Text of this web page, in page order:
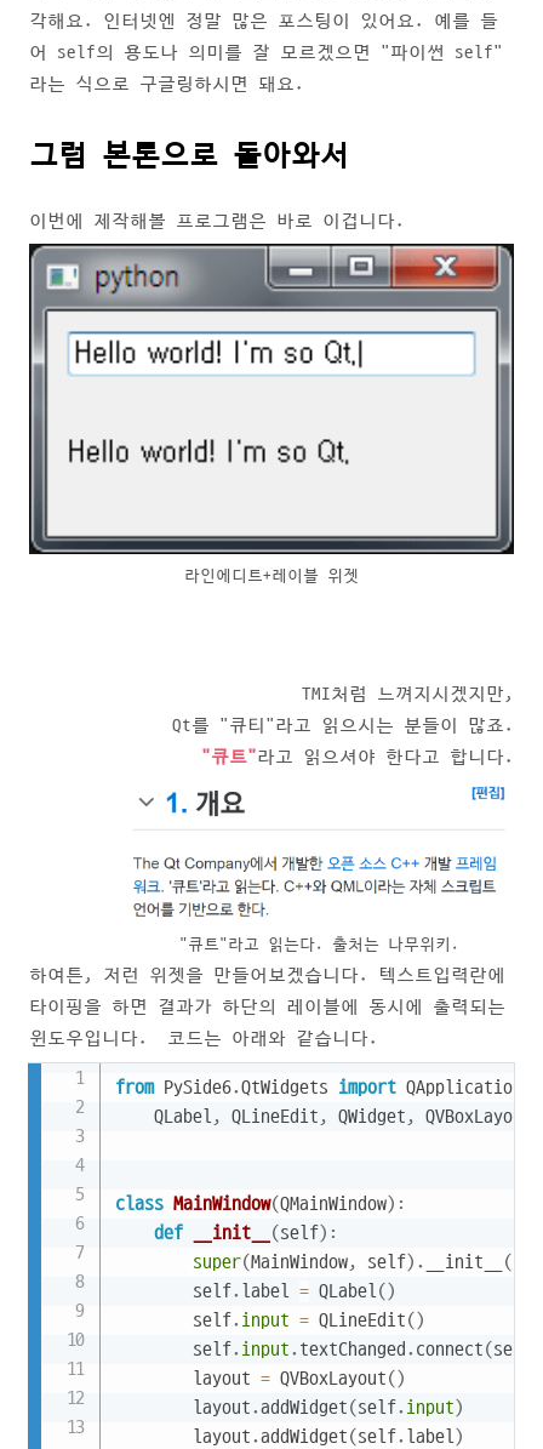
각해요. 인터넷엔 정말 많은 포스팅이 있어요. 예를 들
어 self의 용도나 의미를 잘 모르겠으면 "파이썬 self"
라는 식으로 구글링하시면 돼요.
그럼 본론으로 돌아와서
이번에 제작해볼 프로그램은 바로 이겁니다.
라인에디트+레이블 위젯
TMI처럼 느껴지시겠지만,
Qt를 "큐티"라고 읽으시는 분들이 많죠.
"큐트"라고 읽으셔야 한다고 합니다.
"큐트"라고 읽는다. 출처는 나무위키.
하여튼, 저런 위젯을 만들어보겠습니다. 텍스트입력란에
타이핑을 하면 결과가 하단의 레이블에 동시에 출력되는
윈도우입니다. 코드는 아래와 같습니다.
from PySide6.QtWidgets import QApplication
    QLabel
, QLineEdit , QWidget , QVBoxLayout
class MainWindow(QMainWindow) :
def
__init__ (self) :
super(MainWindow, self) . __init__ (
        self
. label = QLabel()
        self
. input = QLineEdit()
        self
. input. textChanged. connect(self
        layout
= QVBoxLayout()
        layout
.addWidget(self. input)
        layout
.addWidget(self. label)
Copy